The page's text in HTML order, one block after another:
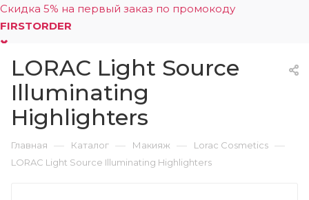
Скидка 5% на первый заказ по промокоду
FIRSTORDER
0
LORAC Light Source
Illuminating
Highlighters
Главная — Каталог — Макияж — Lorac Cosmetics —
LORAC Light Source Illuminating Highlighters